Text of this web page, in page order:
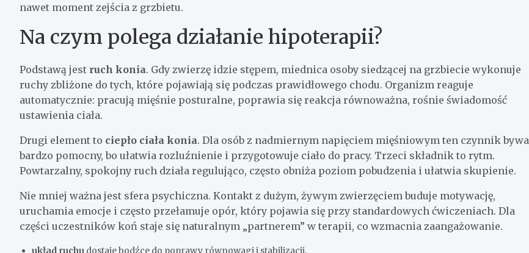
nawet moment zejścia z grzbietu.
Na czym polega działanie hipoterapii?
Podstawą jest ruch konia. Gdy zwierzę idzie stępem, miednica osoby siedzącej na grzbiecie wykonuje
ruchy zbliżone do tych, które pojawiają się podczas prawidłowego chodu. Organizm reaguje
automatycznie: pracują mięśnie posturalne, poprawia się reakcja równoważna, rośnie świadomość
ustawienia ciała.
Drugi element to ciepło ciała konia. Dla osób z nadmiernym napięciem mięśniowym ten czynnik bywa
bardzo pomocny, bo ułatwia rozluźnienie i przygotowuje ciało do pracy. Trzeci składnik to rytm.
Powtarzalny, spokojny ruch działa regulująco, często obniża poziom pobudzenia i ułatwia skupienie.
Nie mniej ważna jest sfera psychiczna. Kontakt z dużym, żywym zwierzęciem buduje motywację,
uruchamia emocje i często przełamuje opór, który pojawia się przy standardowych ćwiczeniach. Dla
części uczestników koń staje się naturalnym „partnerem” w terapii, co wzmacnia zaangażowanie.
układ ruchu dostaje bodźce do poprawy równowagi i stabilizacji,